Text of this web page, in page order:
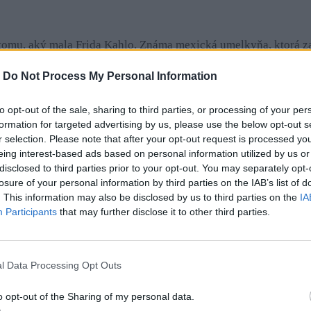
Do Not Process My Personal Information
opt-out of the sale, sharing to third parties, or processing of your
for targeted advertising by us, please use the below opt-out
selection. Please note that after your opt-out request is processed
interest-based ads based on personal information utilized by us
to third parties prior to your opt-out. You may separately
of your personal information by third parties on the IAB’s list of
This information may also be disclosed by us to third parties on the
Participants that may further disclose it to other third parties.
Data Processing Opt Outs
opt-out of the Sharing of my personal data.
aký mala Frida Kahlo. Známa mexická umelkyňa, ktorá
kvôli ktorej bola pripútaná k posteli s početnými
operáciu na odstránenie nádoru. Stalo sa to práve v tom
maliarske plátno. Umenie maľovania na ústa mi prináša
príjemnú a upokojujúcu činnosť, tvrdí umelkyňa.
pracovať na komplikovanejších výtvoroch, čo si vyžadovalo aj
niekoľkokrát prerábala ten istý obrázok, len preto, aby ho